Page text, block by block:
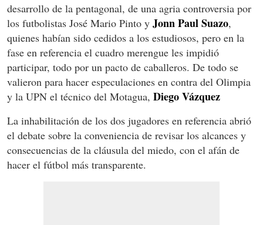
desarrollo de la pentagonal, de una agria controversia por
los futbolistas José Mario Pinto y Jonn Paul Suazo,
quienes habían sido cedidos a los estudiosos, pero en la
fase en referencia el cuadro merengue les impidió
participar, todo por un pacto de caballeros. De todo se
valieron para hacer especulaciones en contra del Olimpia
y la UPN el técnico del Motagua, Diego Vázquez
La inhabilitación de los dos jugadores en referencia abrió
el debate sobre la conveniencia de revisar los alcances y
consecuencias de la cláusula del miedo, con el afán de
hacer el fútbol más transparente.